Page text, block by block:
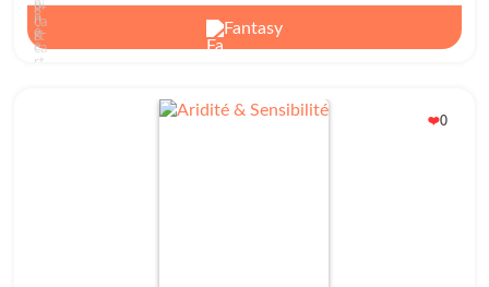
Fantasy
❤️0